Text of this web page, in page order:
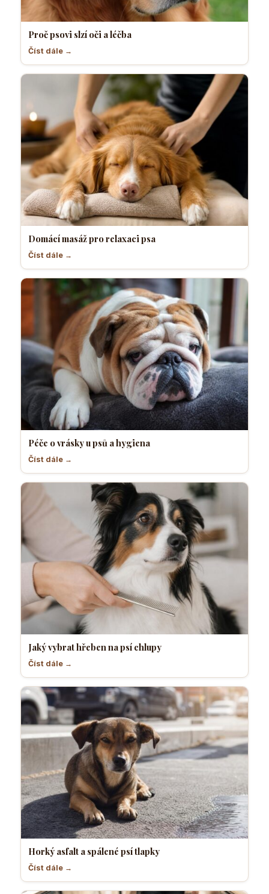
Proč psovi slzí oči a léčba
Číst dále →
Domácí masáž pro relaxaci psa
Číst dále →
Péče o vrásky u psů a hygiena
Číst dále →
Jaký vybrat hřeben na psí chlupy
Číst dále →
Horký asfalt a spálené psí tlapky
Číst dále →